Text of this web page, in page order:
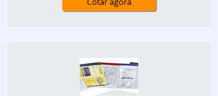
Cotar agora